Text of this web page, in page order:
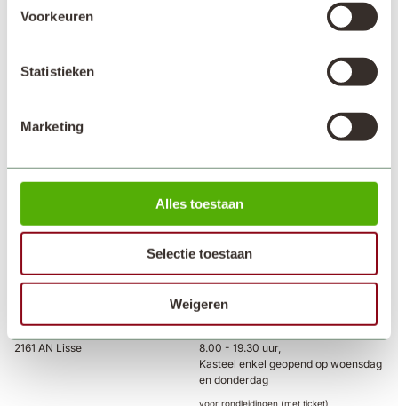
Voorkeuren
Statistieken
Marketing
Alles toestaan
Selectie toestaan
Weigeren
2161 AN Lisse
Openingstijden
8.00 - 19.30 uur,
Kasteel enkel geopend op woensdag
en donderdag
voor rondleidingen (met ticket)